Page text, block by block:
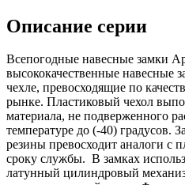
Описание серии
Всепогодные навесные замки
высококачественные навесные
чехле, превосходящие по
рынке. Пластиковый чехол
материала, не подверженного
температуре до (-40) градусов.
резины превосходит аналоги с
сроку службы. В замках
латунный цилиндровый